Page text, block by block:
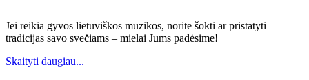
Jei reikia gyvos lietuviškos muzikos, norite šokti ar pristatyti
tradicijas savo svečiams – mielai Jums padėsime!
Skaityti daugiau...